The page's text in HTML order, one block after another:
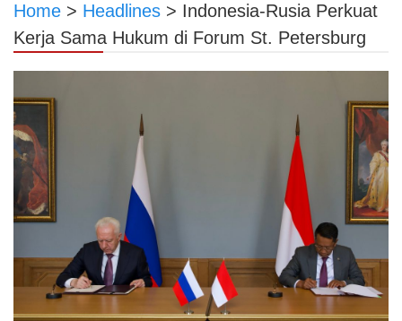
Home > Headlines > Indonesia-Rusia Perkuat
Kerja Sama Hukum di Forum St. Petersburg